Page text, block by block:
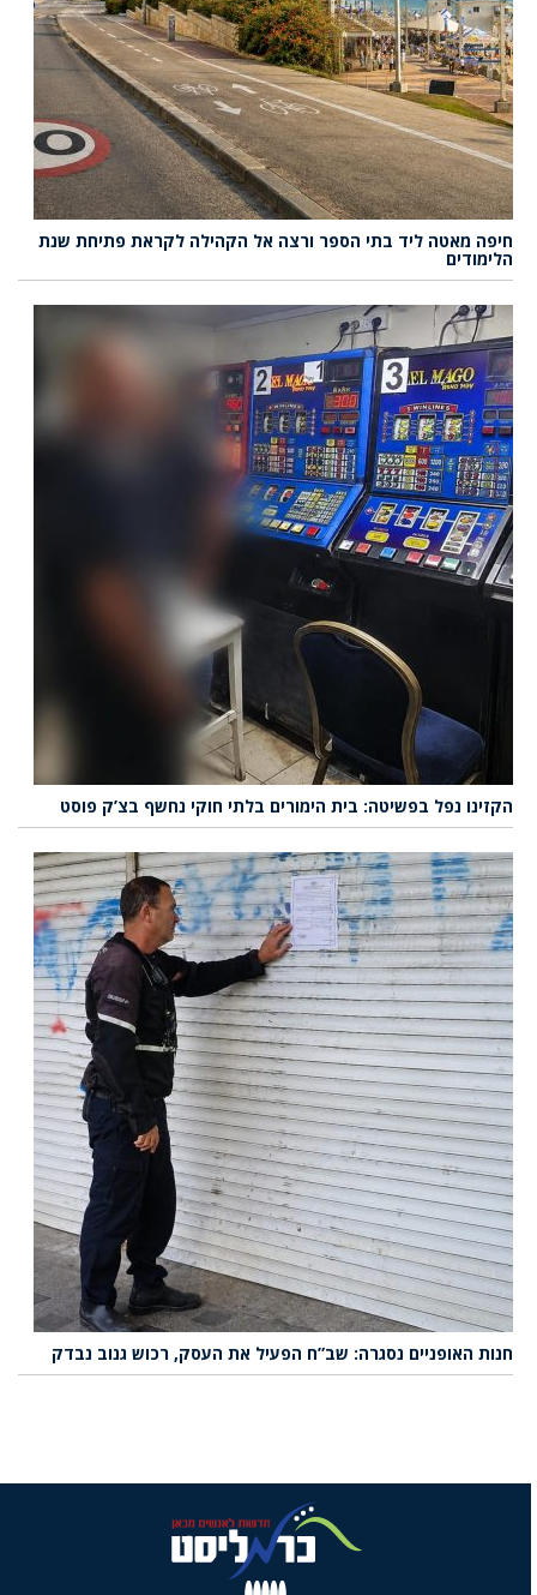
חיפה מאטה ליד בתי הספר ורצה אל הקהילה לקראת פתיחת שנת
הלימודים
הקזינו נפל בפשיטה: בית הימורים בלתי חוקי נחשף בצ’ק פוסט
חנות האופניים נסגרה: שב”ח הפעיל את העסק, רכוש גנוב נבדק